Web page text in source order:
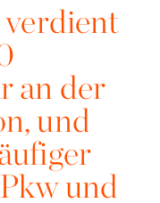
an der
und
und